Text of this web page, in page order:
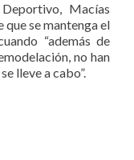
Macías
que se mantenga el
“además de
no han
lleve a cabo”.